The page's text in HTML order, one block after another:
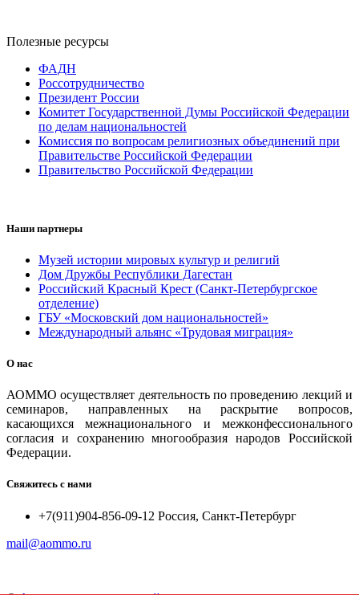
Полезные ресурсы
ФАДН
Россотрудничество
Президент России
Комитет Государственной Думы Российской Федерации
по делам национальностей
Комиссия по вопросам религиозных объединений при
Правительстве Российской Федерации
Правительство Российской Федерации
Наши партнеры
Музей истории мировых культур и религий
Дом Дружбы Республики Дагестан
Российский Красный Крест (Санкт-Петербургское
отделение)
ГБУ «Московский дом национальностей»
Международный альянс «Трудовая миграция»
О нас
АОММО осуществляет деятельность по проведению лекций и
семинаров, направленных на раскрытие вопросов,
касающихся межнационального и межконфессионального
согласия и сохранению многообразия народов Российской
Федерации.
Свяжитесь с нами
+7(911)904-856-09-12 Россия, Санкт-Петербург
mail@aommo.ru